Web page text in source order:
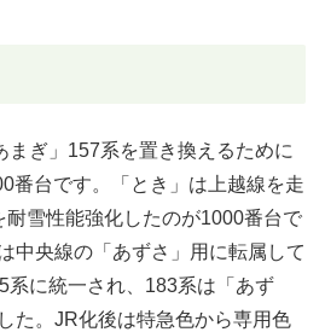
まぎ」157系を置き換えるために
番台です。「とき」は上越線を走
雪性能強化したのが1000番台で
中央線の「あずさ」用に転属して
系に統一され、183系は「あず
た。JR化後は特急色から専用色